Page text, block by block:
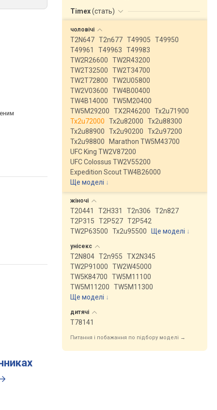
Timex(стать)
чоловічі
T2N647 T2n677 T49905
T49950
T49961
T49963
T49983
TW2R26600
TW2R43200
TW2T32500
TW2T34700
TW2T72800
TW2U05800
TW2V03600
TW4B00400
TW4B14000
TW5M20400
TW5M29200
TX2R46200
Tx2u71900
Tx2u72000
Tx2u82000
Tx2u88300
Tx2u88900
Tx2u90200
Tx2u97200
Tx2u98800
Marathon TW5M43700
UFC King TW2V87200
UFC Colossus TW2V55200
Expedition Scout TW4B26000
Ще моделі ↓
жіночі
T20441 T2H331 T2n306
T2n827
T2P315
T2P527 T2P542
TW2P63500
Tx2u95500 Ще моделі ↓
унісекс
T2N804 T2n955
TX2N345
TW2P91000
TW2W45000
TW5K84700
TW5M11100
TW5M11200
TW5M11300
Ще моделі ↓
дитячі
T78141
Питання і побажання по підбору моделі →